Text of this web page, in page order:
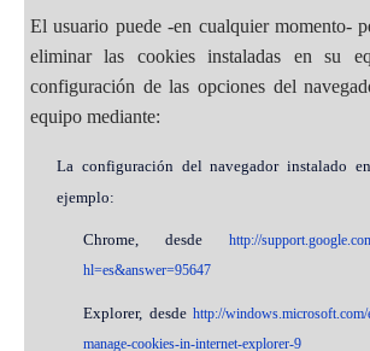
El usuario puede -en cualquier momento-
eliminar las cookies instaladas en su
configuración de las opciones del
equipo mediante:
La configuración del navegador instalado
ejemplo:
Chrome, desde http://
hl=es&answer=95647
Explorer, desde http://
manage-cookies-in-internet-explorer-9